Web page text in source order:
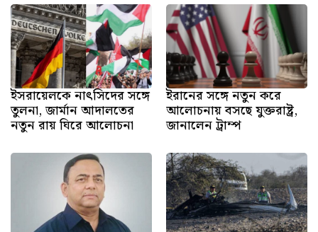
ইসরায়েলকে নাৎসিদের সঙ্গে
তুলনা, জার্মান আদালতের
নতুন রায় ঘিরে আলোচনা
ইরানের সঙ্গে নতুন করে
আলোচনায় বসছে যুক্তরাষ্ট্র,
জানালেন ট্রাম্প